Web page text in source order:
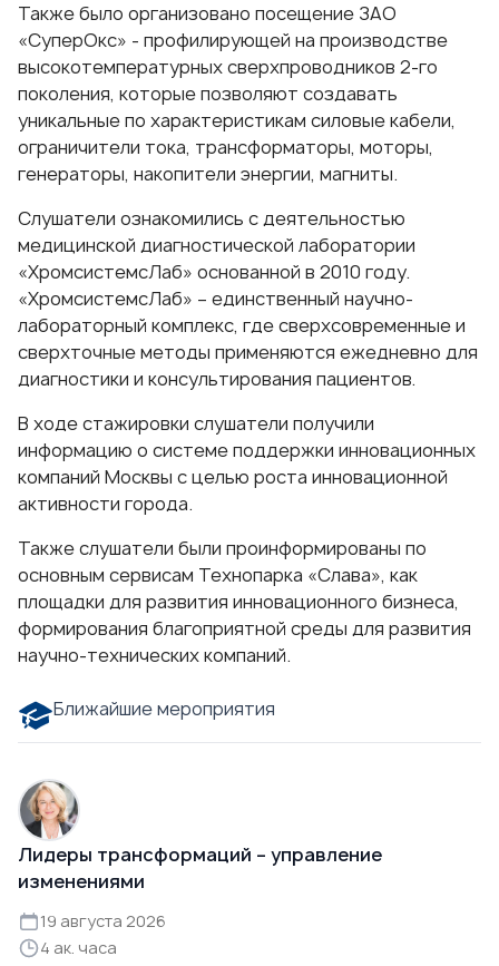
Также было организовано посещение ЗАО
«СуперОкс» - профилирующей на производстве
высокотемпературных сверхпроводников 2-го
поколения, которые позволяют создавать
уникальные по характеристикам силовые кабели,
ограничители тока, трансформаторы, моторы,
генераторы, накопители энергии, магниты.
Слушатели ознакомились с деятельностью
медицинской диагностической лаборатории
«ХромсистемсЛаб» основанной в 2010 году.
«ХромсистемсЛаб» – единственный научно-
лабораторный комплекс, где сверхсовременные и
сверхточные методы применяются ежедневно для
диагностики и консультирования пациентов.
В ходе стажировки слушатели получили
информацию о системе поддержки инновационных
компаний Москвы с целью роста инновационной
активности города.
Также слушатели были проинформированы по
основным сервисам Технопарка «Слава», как
площадки для развития инновационного бизнеса,
формирования благоприятной среды для развития
научно-технических компаний.
Ближайшие мероприятия
Лидеры трансформаций – управление
изменениями
19 августа 2026
4 ак. часа